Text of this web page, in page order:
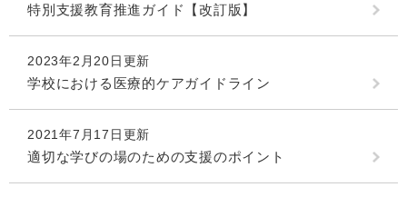
特別支援教育推進ガイド【改訂版】
2023年2月20日更新
学校における医療的ケアガイドライン
2021年7月17日更新
適切な学びの場のための支援のポイント